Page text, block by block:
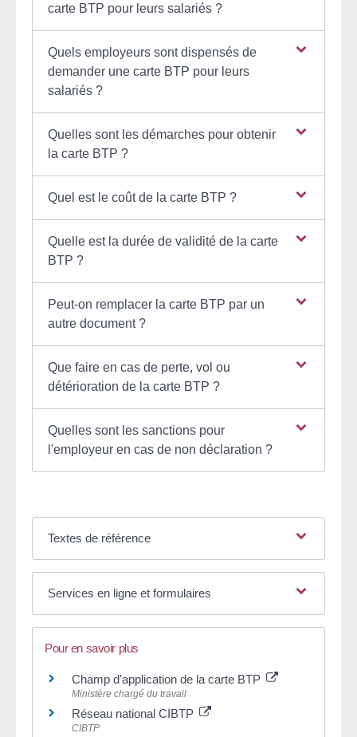
carte BTP pour leurs salariés ?
Quels employeurs sont dispensés de
demander une carte BTP pour leurs
salariés ?
Quelles sont les démarches pour obtenir
la carte BTP ?
Quel est le coût de la carte BTP ?
Quelle est la durée de validité de la carte
BTP ?
Peut-on remplacer la carte BTP par un
autre document ?
Que faire en cas de perte, vol ou
détérioration de la carte BTP ?
Quelles sont les sanctions pour
l'employeur en cas de non déclaration ?
Textes de référence
Services en ligne et formulaires
Pour en savoir plus
Champ d'application de la carte BTP
Ministère chargé du travail
Réseau national CIBTP
CIBTP